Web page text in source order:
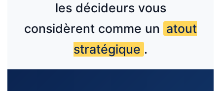
les décideurs vous
considèrent comme un atout
stratégique .